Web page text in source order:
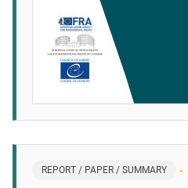
REPORT / PAPER / SUMMARY